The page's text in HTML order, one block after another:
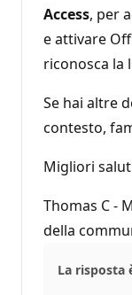
Access, per
e attivare
riconosca la
Se hai altre
contesto,
Migliori
Thomas C -
della
La risposta